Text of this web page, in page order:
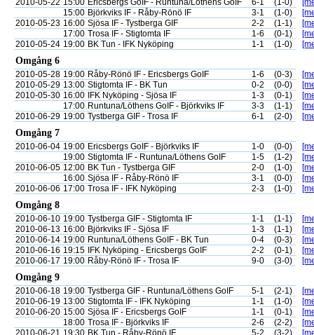
2010-05-22 15:00 Ericsbergs GoIF - Runtuna/Löthens GoIF 6-1 (1-0)
15:00 Björkviks IF - Råby-Rönö IF 3-1 (1-0)
2010-05-23 16:00 Sjösa IF - Tystberga GIF 2-2 (1-1)
17:00 Trosa IF - Stigtomta IF 1-6 (0-1)
2010-05-24 19:00 BK Tun - IFK Nyköping 1-1 (1-0)
Omgång 6
2010-05-28 19:00 Råby-Rönö IF - Ericsbergs GoIF 1-6 (0-3)
2010-05-29 13:00 Stigtomta IF - BK Tun 0-2 (0-0)
2010-05-30 16:00 IFK Nyköping - Sjösa IF 1-3 (0-1)
17:00 Runtuna/Löthens GoIF - Björkviks IF 3-3 (1-1)
2010-06-29 19:00 Tystberga GIF - Trosa IF 6-1 (2-0)
Omgång 7
2010-06-04 19:00 Ericsbergs GoIF - Björkviks IF 1-0 (0-0)
19:00 Stigtomta IF - Runtuna/Löthens GoIF 1-5 (1-2)
2010-06-05 12:00 BK Tun - Tystberga GIF 2-0 (1-0)
16:00 Sjösa IF - Råby-Rönö IF 3-1 (0-0)
2010-06-06 17:00 Trosa IF - IFK Nyköping 2-3 (1-0)
Omgång 8
2010-06-10 19:00 Tystberga GIF - Stigtomta IF 1-1 (1-1)
2010-06-13 16:00 Björkviks IF - Sjösa IF 1-3 (1-1)
2010-06-14 19:00 Runtuna/Löthens GoIF - BK Tun 0-4 (0-3)
2010-06-16 19:15 IFK Nyköping - Ericsbergs GoIF 2-2 (0-1)
2010-06-17 19:00 Råby-Rönö IF - Trosa IF 9-0 (3-0)
Omgång 9
2010-06-18 19:00 Tystberga GIF - Runtuna/Löthens GoIF 5-1 (2-1)
2010-06-19 13:00 Stigtomta IF - IFK Nyköping 1-1 (1-0)
2010-06-20 15:00 Sjösa IF - Ericsbergs GoIF 1-1 (0-1)
18:00 Trosa IF - Björkviks IF 2-6 (2-2)
2010-06-21 19:30 BK Tun - Råby-Rönö IF 5-2 (3-2)